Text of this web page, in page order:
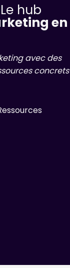
hub
en
avec des
concrets